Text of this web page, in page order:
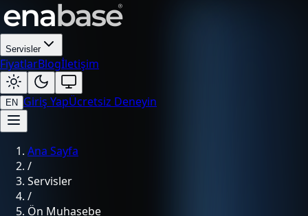
Servisler
FiyatlarBlogİletişim
EN Giriş YapÜcretsiz Deneyin
Ana Sayfa
/
Servisler
/
Ön Muhasebe